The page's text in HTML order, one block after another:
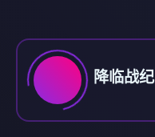
降临战纪